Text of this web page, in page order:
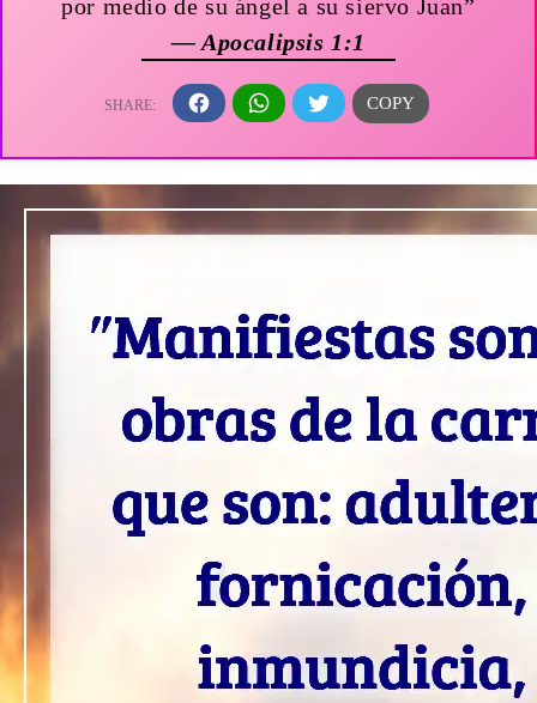
por medio de su ángel a su siervo Juan”
— Apocalipsis 1:1